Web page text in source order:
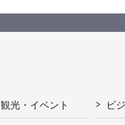
観光・イベント ビ